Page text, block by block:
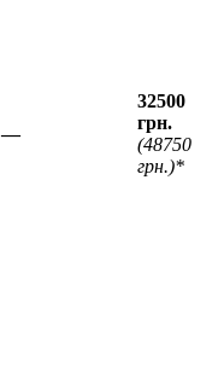
—
32500
грн.
(48750
грн.)*